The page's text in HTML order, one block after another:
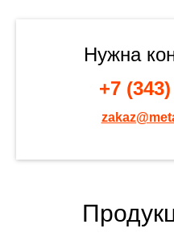
Нужна
+7